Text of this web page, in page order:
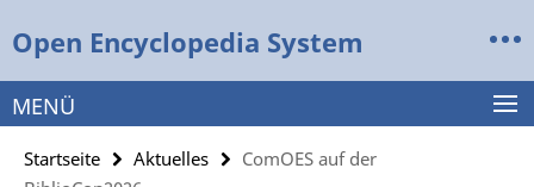
direkt
Inhalt
Open Encyclopedia System
Service-
Navigation
MENÜ
Startseite Aktuelles
ComOES auf der